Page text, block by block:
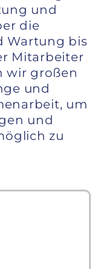
und
die
Wartung bis
Mitarbeiter
wir großen
und
um
und
zu